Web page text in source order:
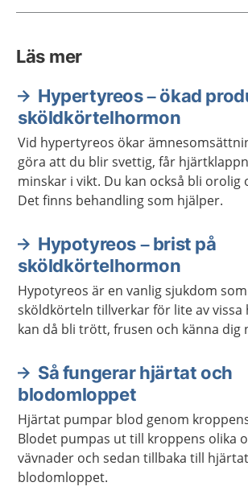
Läs mer
Hypertyreos – ökad
sköldkörtelhormon
Vid hypertyreos ökar ämnesomsättningen. Det kan
göra att du blir svettig, får
minskar i vikt. Du kan också bli orolig
Det finns behandling som hjälper.
Hypotyreos – brist på
sköldkörtelhormon
Hypotyreos är en vanlig sjukdom
sköldkörteln tillverkar för lite av vissa
kan då bli trött, frusen och känna dig
Så fungerar hjärtat och
blodomloppet
Hjärtat pumpar blod genom
Blodet pumpas ut till kroppens olika
vävnader och sedan tillbaka till
blodomloppet.